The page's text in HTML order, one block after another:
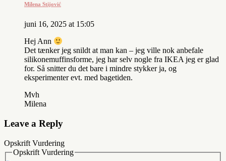
Milena Stijović
juni 16, 2025 at 15:05
Hej Ann
Det tænker jeg snildt at man kan – jeg ville nok anbefale
silikonemuffinsforme, jeg har selv nogle fra IKEA jeg er glad
for. Så snitter du det bare i mindre stykker ja, og
eksperimenter evt. med bagetiden.
Mvh
Milena
Leave a Reply
Opskrift Vurdering
Opskrift Vurdering